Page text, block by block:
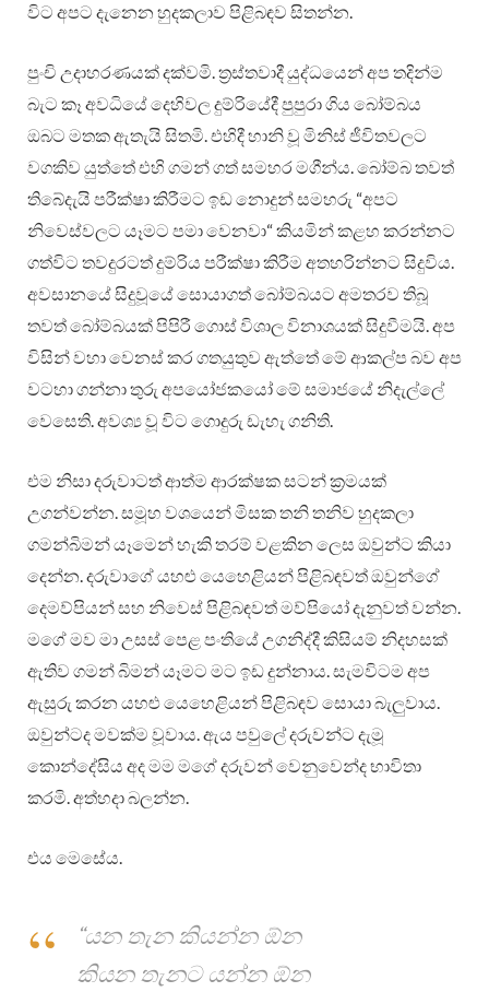
විට අපට දැනෙන හුදකලාව පිළිබඳව සිතන්න.
පුංචි උදාහරණයක් දක්වමි. ත්‍රස්තවාදී යුද්ධයෙන් අප තදින්ම
බැට කෑ අවධියේ දෙහිවල දුම්රියේදී පුපුරා ගිය බෝම්බය
ඔබට මතක ඇතැයි සිතමි. එහිදී හානි වූ මිනිස් ජීවිතවලට
වගකිව යුත්තේ එහි ගමන් ගත් සමහර මගීන්ය. බෝම්බ තවත්
තිබේදැයි පරීක්ෂා කිරීමට ඉඩ නොදුන් සමහරු “අපට
නිවෙස්වලට යෑමට පමා වෙනවා“ කියමින් කළහ කරන්නට
ගත්විට තවදුරටත් දුම්රිය පරීක්ෂා කිරීම අතහරින්නට සිදුවිය.
අවසානයේ සිදුවූයේ සොයාගත් බෝම්බයට අමතරව තිබූ
තවත් බෝම්බයක් පිපිරී ගොස් විශාල විනාශයක් සිදුවීමයි. අප
විසින් වහා වෙනස් කර ගතයුතුව ඇත්තේ මේ ආකල්ප බව අප
වටහා ගන්නා තුරු අපයෝජකයෝ මේ සමාජයේ නිදැල්ලේ
වෙසෙති. අවශ්‍ය වූ විට ගොදුරු ඩැහැ ගනිති.
එම නිසා දරුවාටත් ආත්ම ආරක්ෂක සටන් ක්‍රමයක්
උගන්වන්න. සමූහ වශයෙන් මිසක තනි තනිව හුදකලා
ගමන්බිමන් යෑමෙන් හැකි තරම් වළකින ලෙස ඔවුන්ට කියා
දෙන්න. දරුවාගේ යහළු යෙහෙළියන් පිළිබඳවත් ඔවුන්ගේ
දෙමව්පියන් සහ නිවෙස් පිළිබඳවත් මව්පියෝ දැනුවත් වන්න.
මගේ මව මා උසස් පෙළ පංතියේ උගනිද්දී කිසියම් නිදහසක්
ඇතිව ගමන් බිමන් යෑමට මට ඉඩ දුන්නාය. සැමවිටම අප
ඇසුරු කරන යහළු යෙහෙළියන් පිළිබඳව සොයා බැලු‍වාය.
ඔවුන්ටද මවක්ම වූවාය. ඇය පවුලේ දරුවන්ට දැමූ
කොන්දේසිය අද මම මගේ දරුවන් වෙනුවෙන්ද භාවිතා
කරමි. අත්හදා බලන්න.
එය මෙසේය.
“යන තැන කියන්න ඕන
කියන තැනට යන්න ඕන